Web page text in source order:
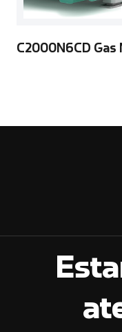
C2000N6CD